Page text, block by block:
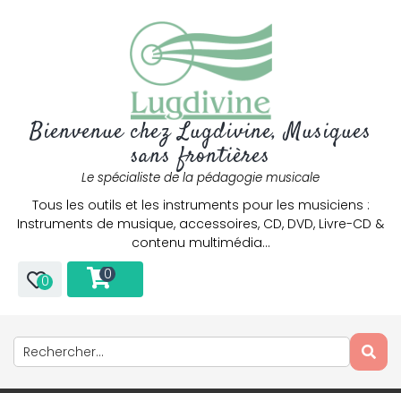
Bienvenue chez Lugdivine, Musiques
sans frontières
Le spécialiste de la pédagogie musicale
Tous les outils et les instruments pour les musiciens :
Instruments de musique, accessoires, CD, DVD, Livre-CD &
contenu multimédia…
0 0